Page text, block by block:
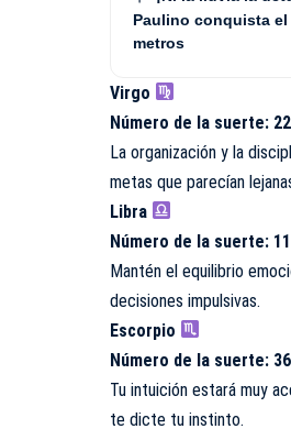
Paulino conquista
metros
Virgo
Número de la suerte: 22
La organización y la
metas que parecían
Libra
Número de la suerte: 11
Mantén el equilibrio
decisiones impulsivas.
Escorpio
Número de la suerte: 36
Tu intuición estará muy
te dicte tu instinto.